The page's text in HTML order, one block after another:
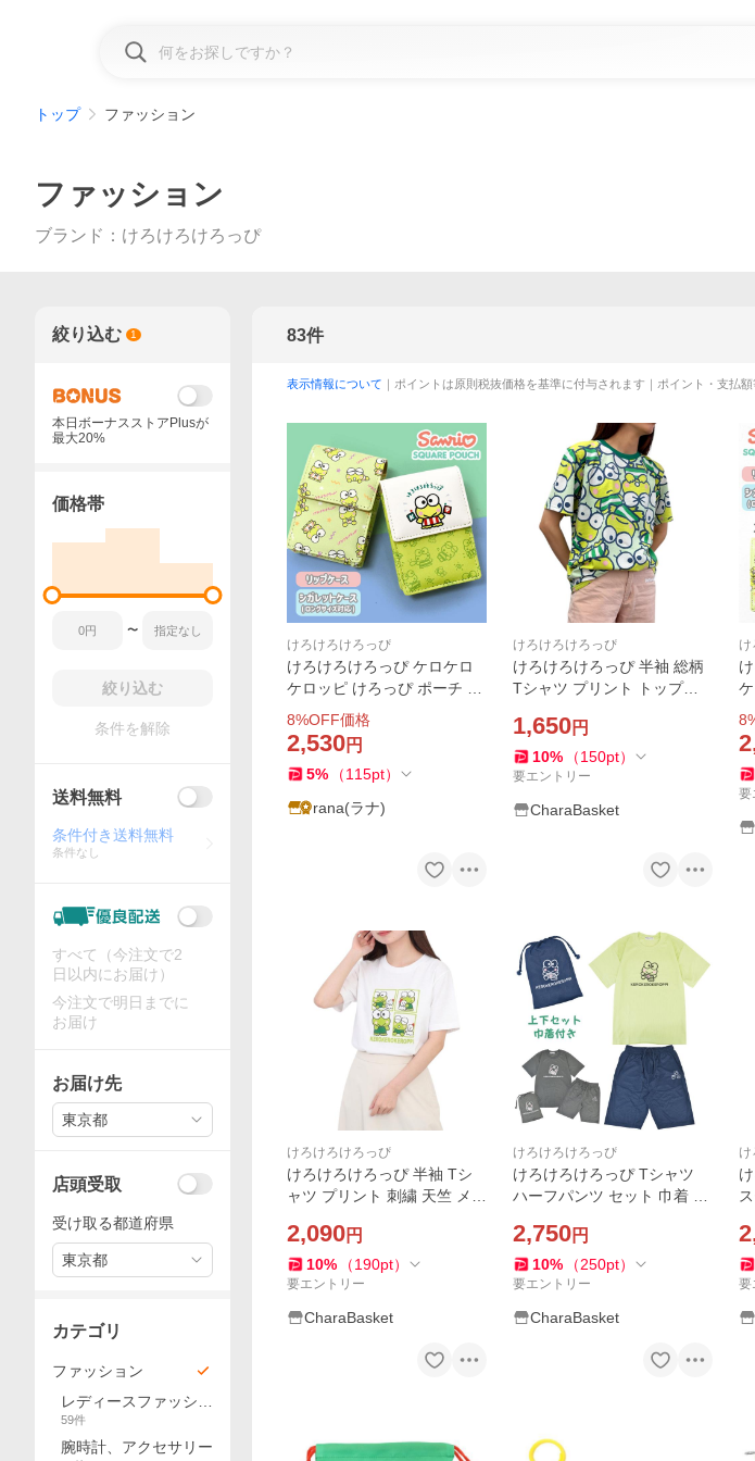
トップ ファッション
ファッション
ブランド ： けろけろけろっぴ
83件
表示情報について ｜ポイントは原則税抜価格を基準に付与されます｜ポイント・支払
けろけろけろっぴ
けろけろけろっぴ ケロケロ
ケロッピ けろっぴ ポーチ グ
ッズ リップケース リップポ
ーチ キャラクター 小物入れ
化粧ポーチ コスメポーチ お
しゃれ ミニポーチ
8%OFF価格
2,530円
5% （115pt）
rana(ラナ)
けろけろけろっぴ
けろけろけろっぴ 半袖 総柄
Tシャツ プリント トップス
ンリオ キャラクターズ
1,650円
10% （150pt）
要エントリー
CharaBasket
け
8
要
けろけろけろっぴ
けろけろけろっぴ 半袖 Tシ
ャツ プリント 刺繍 天竺 メン
ラクターズ keroppi
2,090円
10% （190pt）
要エントリー
CharaBasket
けろけろけろっぴ
けろけろけろっぴ Tシャツ
ハーフパンツ セット 巾着 サ
2,750円
10% （250pt）
要エントリー
CharaBasket
け
要
絞り込む 1
本日ボーナスストアPlusが
最大20%
価格帯
〜
絞り込む
条件を解除
送料無料
条件付き送料無料
条件なし
すべて（今注文で2
日以内にお届け）
今注文で明日までに
お届け
お届け先
東京都
店頭受取
受け取る都道府県
東京都
カテゴリ
ファッション
レディースファッショ
ン
59件
腕時計、アクセサリー